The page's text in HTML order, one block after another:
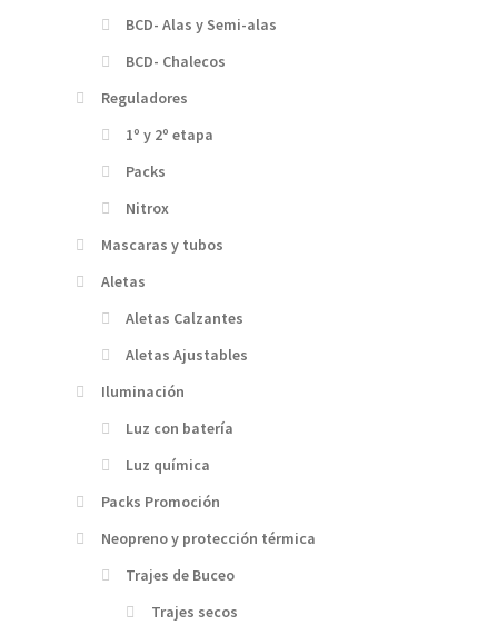
BCD- Alas y Semi-alas
BCD- Chalecos
Reguladores
1º y 2º etapa
Packs
Nitrox
Mascaras y tubos
Aletas
Aletas Calzantes
Aletas Ajustables
Iluminación
Luz con batería
Luz química
Packs Promoción
Neopreno y protección térmica
Trajes de Buceo
Trajes secos